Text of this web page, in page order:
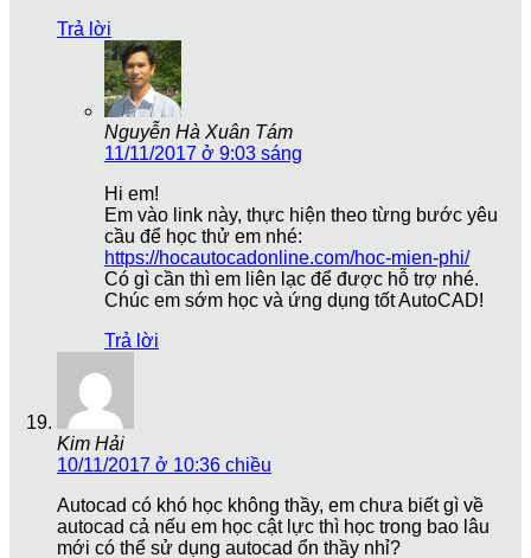
Trả lời
Nguyễn Hà Xuân Tám
11/11/2017 ở 9:03 sáng
Hi em!
Em vào link này, thực hiện theo từng bước yêu
cầu để học thử em nhé:
https://hocautocadonline.com/hoc-mien-phi/
Có gì cần thì em liên lạc để được hỗ trợ nhé.
Chúc em sớm học và ứng dụng tốt AutoCAD!
Trả lời
Kim Hải
10/11/2017 ở 10:36 chiều
Autocad có khó học không thầy, em chưa biết gì về
autocad cả nếu em học cật lực thì học trong bao lâu
mới có thể sử dụng autocad ổn thầy nhỉ?